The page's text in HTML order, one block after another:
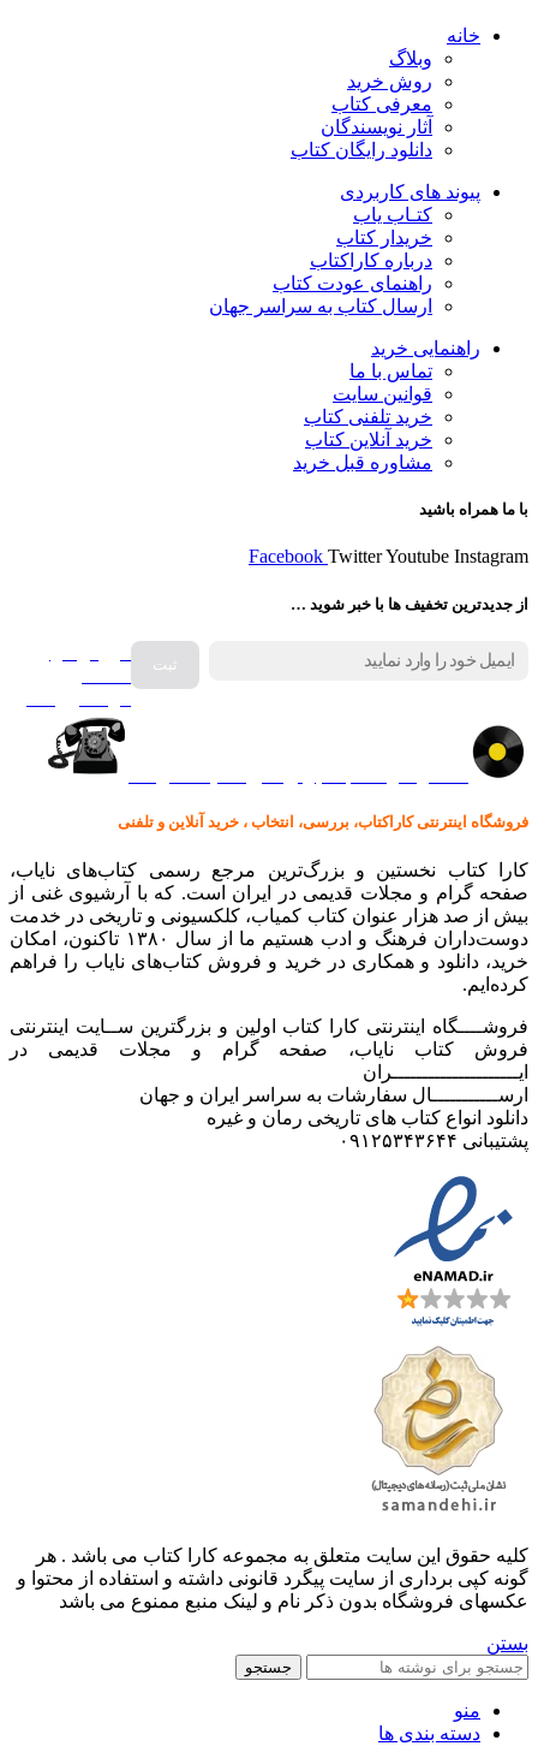
خانه
وبلاگ
روش خرید
معرفی کتاب
آثار نویسندگان
دانلود رایگان کتاب
پیوند های کاربردی
کتـاب یاب
خریدار کتاب
درباره کاراکتاب
راهنمای عودت کتاب
ارسال کتاب به سراسر جهان
راهنمایی خرید
تماس با ما
قوانین سایت
خرید تلفنی کتاب
خرید آنلاین کتاب
مشاوره قبل خرید
با ما همراه باشید
Facebook TwitterYoutube Instagram
از جدیدترین تخفیف ها با خبر شوید …
فروش انواع
فروشگاه اینترنتی کاراکتاب، بررسی، انتخاب ، خرید آنلاین و تلفنی
کارا کتاب نخستین و بزرگ‌ترین مرجع رسمی کتاب‌های نایاب،
صفحه گرام و مجلات قدیمی در ایران است. که با آرشیوی غنی از
بیش از صد هزار عنوان کتاب کمیاب، کلکسیونی و تاریخی در خدمت
دوست‌داران فرهنگ و ادب هستیم ما از سال ۱۳۸۰ تاکنون، امکان
خرید، دانلود و همکاری در خرید و فروش کتاب‌های نایاب را فراهم
کرده‌ایم.
فروشــــگاه اینترنتی کارا کتاب اولین و بزرگترین ســایت اینترنتی
فروش کتاب نایاب، صفحه گرام و مجلات قدیمی در
ایـــــــــــــــــــــران
ارســـــــــــال سفارشات به سراسر ایران و جهان
دانلود انواع کتاب های تاریخی رمان و غیره
پشتیبانی ۰۹۱۲۵۳۴۳۶۴۴
کليه حقوق اين سايت متعلق به مجموعه کارا کتاب می باشد . هر
گونه کپی برداری از سایت پیگرد قانونی داشته و استفاده از محتوا و
عکسهای فروشگاه بدون ذکر نام و لینک منبع ممنوع می باشد
بستن
جستجو
منو
دسته بندی ها